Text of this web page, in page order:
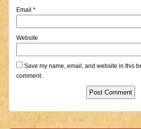
Email *
Website
Save my name, email, and website in this
comment.